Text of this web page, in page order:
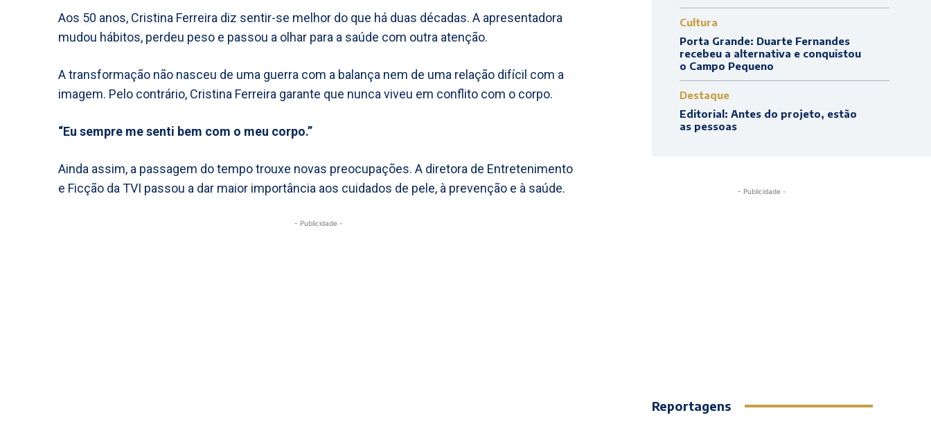
Aos 50 anos, Cristina Ferreira diz sentir-se melhor do que há duas décadas. A apresentadora
mudou hábitos, perdeu peso e passou a olhar para a saúde com outra atenção.
A transformação não nasceu de uma guerra com a balança nem de uma relação difícil com a
imagem. Pelo contrário, Cristina Ferreira garante que nunca viveu em conflito com o corpo.
“Eu sempre me senti bem com o meu corpo.”
Ainda assim, a passagem do tempo trouxe novas preocupações. A diretora de Entretenimento
e Ficção da TVI passou a dar maior importância aos cuidados de pele, à prevenção e à saúde.
- Publicidade -
Cultura
Porta Grande: Duarte Fernandes
recebeu a alternativa e conquistou
o Campo Pequeno
Destaque
Editorial: Antes do projeto, estão
as pessoas
- Publicidade -
Reportagens